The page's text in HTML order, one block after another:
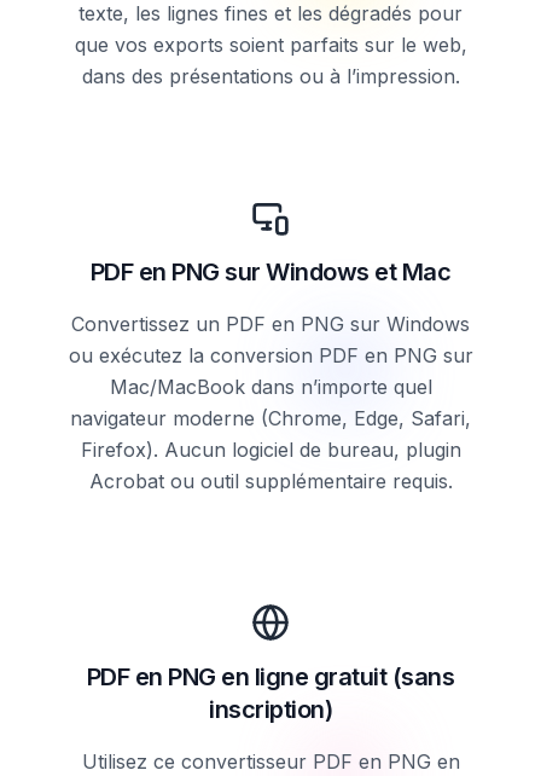
texte, les lignes fines et les dégradés pour
que vos exports soient parfaits sur le web,
dans des présentations ou à l’impression.
PDF en PNG sur Windows et Mac
Convertissez un PDF en PNG sur Windows
ou exécutez la conversion PDF en PNG sur
Mac/MacBook dans n’importe quel
navigateur moderne (Chrome, Edge, Safari,
Firefox). Aucun logiciel de bureau, plugin
Acrobat ou outil supplémentaire requis.
PDF en PNG en ligne gratuit (sans
inscription)
Utilisez ce convertisseur PDF en PNG en